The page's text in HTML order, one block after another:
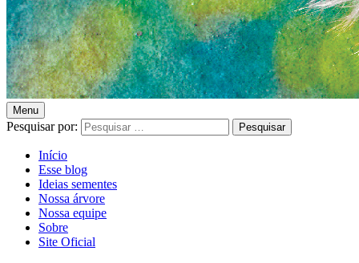
Blog
Universidade
Livre
Pampédia
Menu
Pesquisar por:
Início
Esse blog
Ideias sementes
Nossa árvore
Nossa equipe
Sobre
Site Oficial